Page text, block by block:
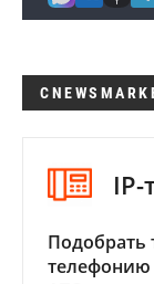
Подобрать